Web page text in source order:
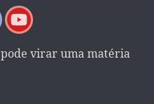
virar uma matéria